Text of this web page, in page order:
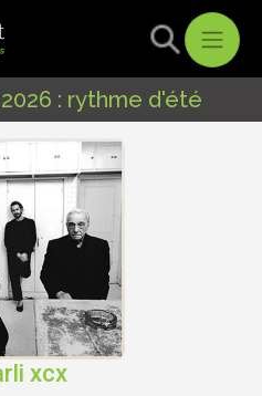
: rythme d'été
xcx